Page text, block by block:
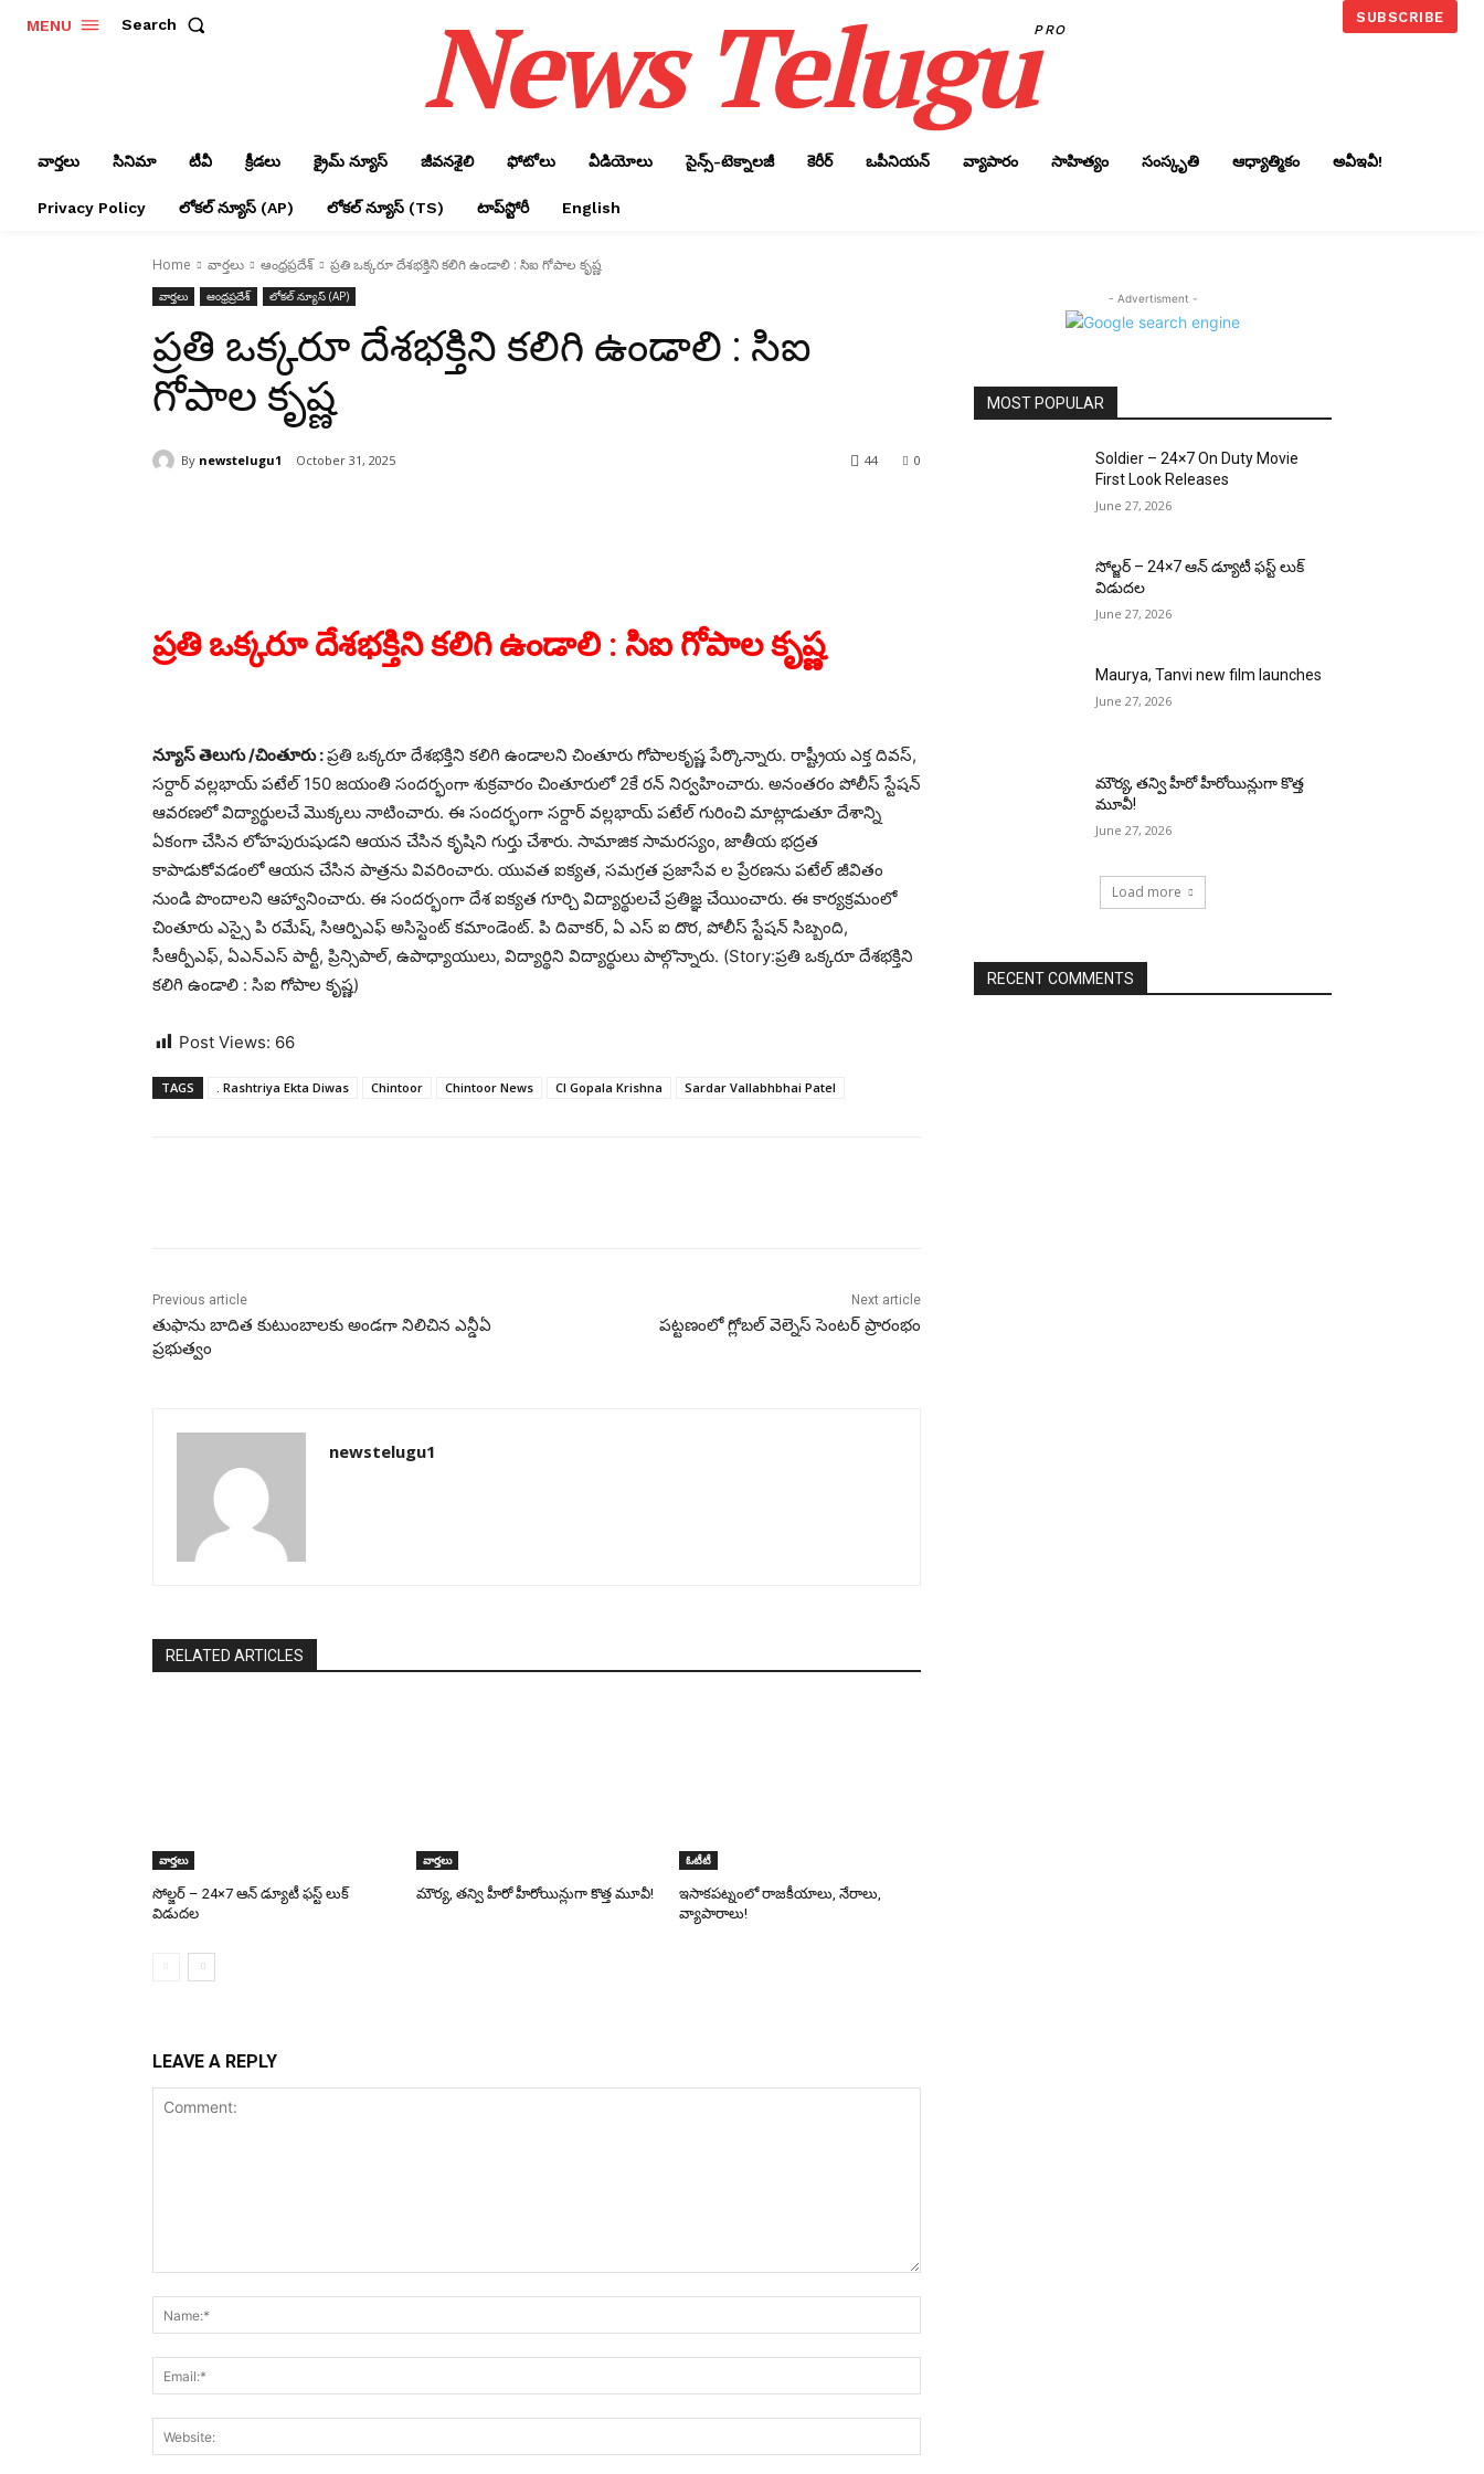
MENU Search News TeluguPRO
SUBSCRIBE
వార్తలు సినిమా టీవీ క్రీడలు క్రైమ్ న్యూస్‌ జీవనశైలి ఫోటోలు వీడియోలు సైన్స్‌-టెక్నాలజీ కెరీర్‌ ఒపీనియన్‌ వ్యాపారం సాహిత్యం సంస్కృతి ఆధ్యాత్మికం అవీఇవీ!
Privacy Policy లోక‌ల్ న్యూస్‌ (AP) లోక‌ల్ న్యూస్‌ (TS) టాప్‌స్టోరీ English
Home వార్తలు ఆంధ్రప్రదేశ్‌ ప్రతి ఒక్కరూ దేశభక్తిని కలిగి ఉండాలి : సిఐ గోపాల కృష్ణ
వార్తలు ఆంధ్రప్రదేశ్‌ లోక‌ల్ న్యూస్‌ (AP)
ప్రతి ఒక్కరూ దేశభక్తిని కలిగి ఉండాలి : సిఐ
గోపాల కృష్ణ
By newstelugu1 October 31, 2025 0
44
ప్రతి ఒక్కరూ దేశభక్తిని కలిగి ఉండాలి : సిఐ గోపాల కృష్ణ
న్యూస్ తెలుగు /చింతూరు :ప్రతి ఒక్కరూ దేశభక్తిని కలిగి ఉండాలని చింతూరు గోపాలకృష్ణ పేర్కొన్నారు. రాష్ట్రీయ ఎక్త దివస్,
సర్దార్ వల్లభాయ్ పటేల్ 150 జయంతి సందర్భంగా శుక్రవారం చింతూరులో 2కే రన్ నిర్వహించారు. అనంతరం పోలీస్ స్టేషన్
ఆవరణలో విద్యార్థులచే మొక్కలు నాటించారు. ఈ సందర్భంగా సర్దార్ వల్లభాయ్ పటేల్ గురించి మాట్లాడుతూ దేశాన్ని
ఏకంగా చేసిన లోహపురుషుడని ఆయన చేసిన కృషిని గుర్తు చేశారు. సామాజిక సామరస్యం, జాతీయ భద్రత
కాపాడుకోవడంలో ఆయన చేసిన పాత్రను వివరించారు. యువత ఐక్యత, సమగ్రత ప్రజాసేవ ల ప్రేరణను పటేల్ జీవితం
నుండి పొందాలని ఆహ్వానించారు. ఈ సందర్భంగా దేశ ఐక్యత గూర్చి విద్యార్థులచే ప్రతిజ్ఞ చేయించారు. ఈ కార్యక్రమంలో
చింతూరు ఎస్సై పి రమేష్, సిఆర్పిఎఫ్ అసిస్టెంట్ కమాండెంట్. పి దివాకర్, ఏ ఎస్ ఐ దొర, పోలీస్ స్టేషన్ సిబ్బంది,
సీఆర్పీఎఫ్, ఏఎన్ఎస్ పార్టీ, ప్రిన్సిపాల్, ఉపాధ్యాయులు, విద్యార్థిని విద్యార్థులు పాల్గొన్నారు. (Story:ప్రతి ఒక్కరూ దేశభక్తిని
కలిగి ఉండాలి : సిఐ గోపాల కృష్ణ)
Post Views: 66
TAGS . Rashtriya Ekta Diwas Chintoor Chintoor News CI Gopala Krishna Sardar Vallabhbhai Patel
Previous article
తుఫాను బాదిత కుటుంబాలకు అండగా నిలిచిన ఎన్డీఏ
ప్రభుత్వం
Next article
పట్టణంలో గ్లోబల్ వెల్నెస్ సెంటర్ ప్రారంభం
newstelugu1
RELATED ARTICLES
వార్తలు
సోల్జర్ – 24×7 ఆన్ డ్యూటీ ఫస్ట్ లుక్
విడుదల
వార్తలు
మౌర్య‌, త‌న్వి హీరో హీరోయిన్లుగా కొత్త మూవీ!
ఓటీటీ
ఇసాకపట్నంలో రాజ‌కీయాలు, నేరాలు,
వ్యాపారాలు!
LEAVE A REPLY
- Advertisment -
MOST POPULAR
Soldier – 24×7 On Duty Movie
First Look Releases
June 27, 2026
సోల్జర్ – 24×7 ఆన్ డ్యూటీ ఫస్ట్ లుక్
విడుదల
June 27, 2026
Maurya, Tanvi new film launches
June 27, 2026
మౌర్య‌, త‌న్వి హీరో హీరోయిన్లుగా కొత్త
మూవీ!
June 27, 2026
Load more
RECENT COMMENTS